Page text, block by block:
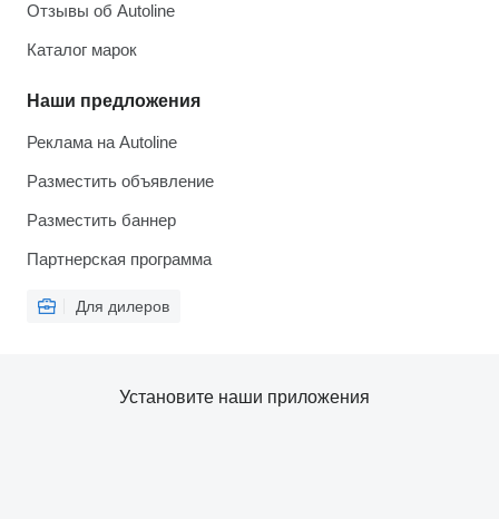
Отзывы об Autoline
Каталог марок
Наши предложения
Реклама на Autoline
Разместить объявление
Разместить баннер
Партнерская программа
Для дилеров
Установите наши приложения